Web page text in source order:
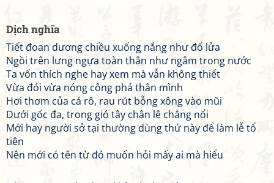
Dịch nghĩa
Tiết đoan dương chiều xuống nắng như đổ lửa
Ngồi trên lưng ngựa toàn thân như ngâm trong nước
Ta vốn thích nghe hay xem mà vẫn không thiết
Vừa đói vừa nóng công phá thân mình
Hơi thơm của cá rô, rau rút bỗng xông vào mũi
Dưới gốc đa, trong gió tây chân lê chẳng nổi
Mới hay người sở tại thường dùng thứ này để làm lễ tổ
tiên
Nên mới có tên từ đó muốn hỏi mấy ai mà hiểu